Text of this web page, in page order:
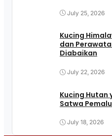
July 25, 2026
Kucing
dan
Diabaikan
July 22, 2026
Kucing Hutan
Satwa
July 18, 2026